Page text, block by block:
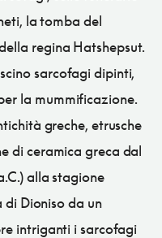
la tomba del
regina Hatshepsut.
sarcofagi dipinti,
la mummificazione.
greche, etrusche
di ceramica greca dal
alla stagione
di Dioniso da un
intriganti i sarcofagi